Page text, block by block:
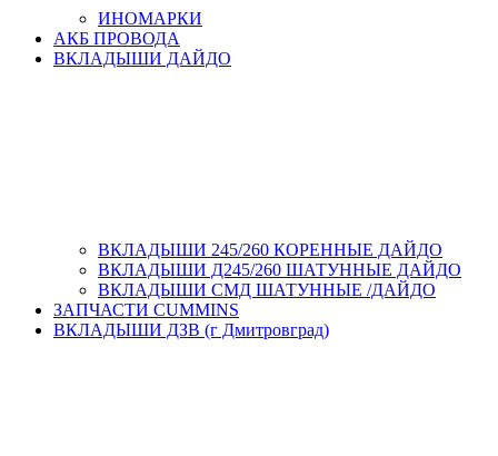
ИНОМАРКИ
АКБ ПРОВОДА
ВКЛАДЫШИ ДАЙДО
ВКЛАДЫШИ 245/260 КОРЕННЫЕ ДАЙДО
ВКЛАДЫШИ Д245/260 ШАТУННЫЕ ДАЙДО
ВКЛАДЫШИ СМД ШАТУННЫЕ /ДАЙДО
ЗАПЧАСТИ CUMMINS
ВКЛАДЫШИ ДЗВ (г Дмитровград)